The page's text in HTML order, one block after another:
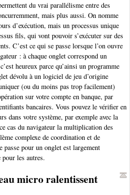
du vrai parallélisme entre des
mais plus aussi. On nomme
d’exécution, mais un processus unique
fils, qui vont pouvoir s’exécuter sur des
C’est ce qui se passe lorsque l’on ouvre
: à chaque onglet correspond un
heureux parce qu’ainsi un programme
dévolu à un logiciel de jeu d’origine
(ou du moins pas trop facilement)
sur votre compte en banque, par
bancaires. Vous pouvez le vérifier en
dans votre système, par exemple avec la
cas du navigateur la multiplication des
complexe de coordination et de
passe pour un onglet est largement
pour les autres.
micro ralentissent